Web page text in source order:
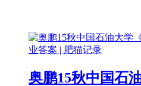
奥鹏15秋中国石